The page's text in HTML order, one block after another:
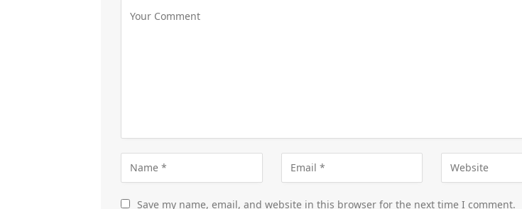
Save my name, email, and website in this browser for the next time I comment.